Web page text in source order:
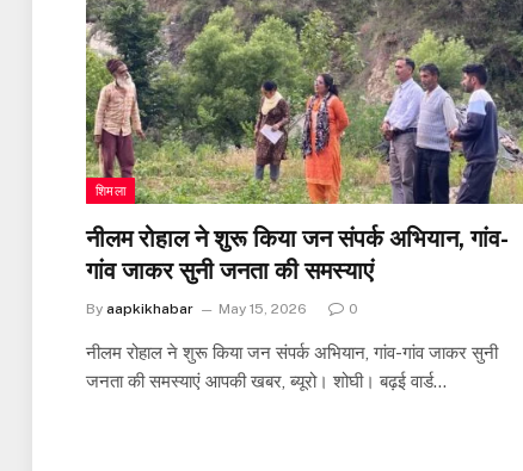
शिमला
नीलम रोहाल ने शुरू किया जन संपर्क अभियान, गांव-
गांव जाकर सुनी जनता की समस्याएं
By aapkikhabar May 15, 2026 0
नीलम रोहाल ने शुरू किया जन संपर्क अभियान, गांव-गांव जाकर सुनी
जनता की समस्याएं आपकी खबर, ब्यूरो। शोघी। बढ़ई वार्ड…